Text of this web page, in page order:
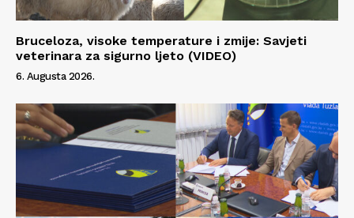
Bruceloza, visoke temperature i zmije: Savjeti
veterinara za sigurno ljeto (VIDEO)
6. Augusta 2026.